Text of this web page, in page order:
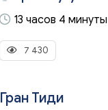
13 часов 4 минуты
7 430
Гран Тиди